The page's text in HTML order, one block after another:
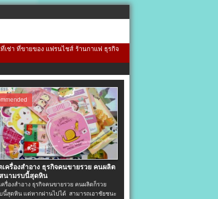
เช่า ที่ขายของ แฟรนไชส์ ร้านกาแฟ ธุรกิจ
เครื่องสําอาง ธุรกิจคนขายรวย คนผลิต
นามรบนี้สุดหิน
ครื่องสําอาง ธุรกิจคนขายรวย คนผลิตก็รวย
นี้สุดหิน แต่หากผ่านไปได้ สามารถเอาชัยชนะ